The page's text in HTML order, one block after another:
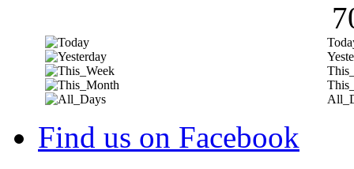
Find us on Facebook